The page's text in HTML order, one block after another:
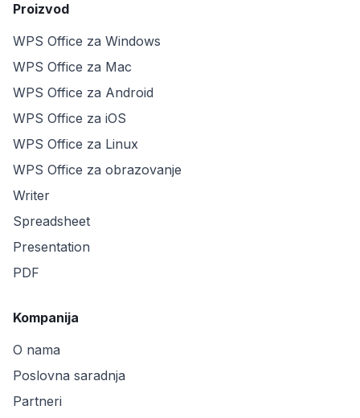
Proizvod
WPS Office za Windows
WPS Office za Mac
WPS Office za Android
WPS Office za iOS
WPS Office za Linux
WPS Office za obrazovanje
Writer
Spreadsheet
Presentation
PDF
Kompanija
O nama
Poslovna saradnja
Partneri